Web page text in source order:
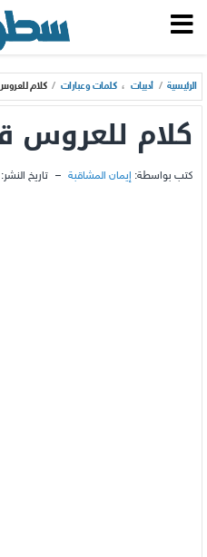
الرئيسية / أدبيات ، كلمات وعبارات / كلام
كلام للعروس
كتب بواسطة: إيمان المشاقبة – تاريخ النشر: